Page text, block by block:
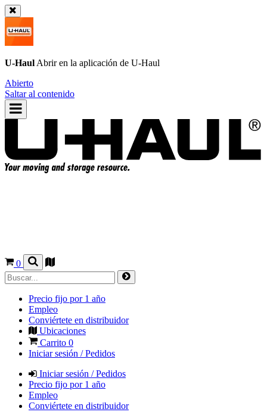
U-Haul Abrir en la aplicación de U-Haul
Abierto
Saltar al contenido
0
Precio fijo por 1 año
Empleo
Conviértete en distribuidor
Ubicaciones
Carrito 0
Iniciar sesión / Pedidos
Iniciar sesión / Pedidos
Precio fijo por 1 año
Empleo
Conviértete en distribuidor